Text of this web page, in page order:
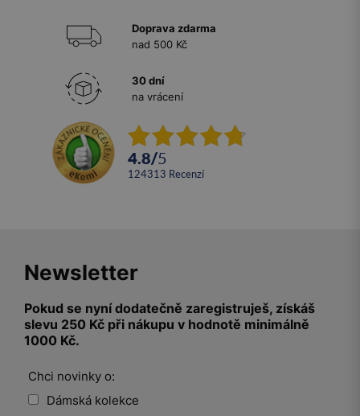
Doprava zdarma
nad 500 Kč
30 dní
na vrácení
4.8/5
124313 recenzí
Newsletter
Pokud se nyní dodatečně zaregistruješ, získáš
slevu 250 Kč při nákupu v hodnotě minimálně
1000 Kč.
Chci novinky o:
Dámská kolekce